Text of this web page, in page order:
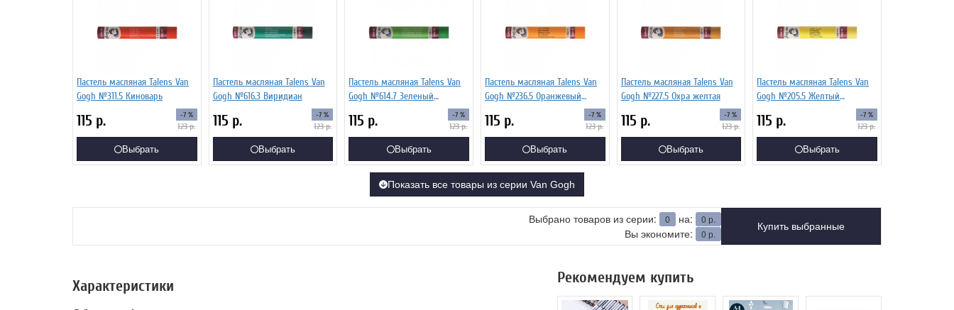
Пастель масляная Talens Van
Gogh №311.5 Киноварь
115 р. -7 %
123р.
Выбрать
Пастель масляная Talens Van
Gogh №616.3 Виридиан
115 р. -7 %
123р.
Выбрать
Пастель масляная Talens Van
Gogh №614.7 Зеленый
115 р. -7 %
123р.
Выбрать
Пастель масляная Talens Van
Gogh №236.5 Оранжевый
115 р. -7 %
123р.
Выбрать
Пастель масляная Talens Van
Gogh №227.5 Охра желтая
115 р. -7 %
123р.
Выбрать
Пастель масляная Talens Van
Gogh №205.5 Желтый
115 р. -7 %
123р.
Выбрать
Показать все товары из серии Van Gogh
Выбрано товаров из серии: 0 на: 0 р.
Вы экономите: 0 р.
Купить выбранные
Характеристики Рекомендуем купить